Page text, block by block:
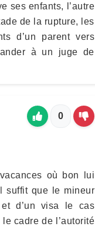
ses enfants, l’autre
de la rupture, les
d’un parent vers
à un juge de
0
où bon lui
suffit que le mineur
et d’un visa le cas
cadre de l’autorité